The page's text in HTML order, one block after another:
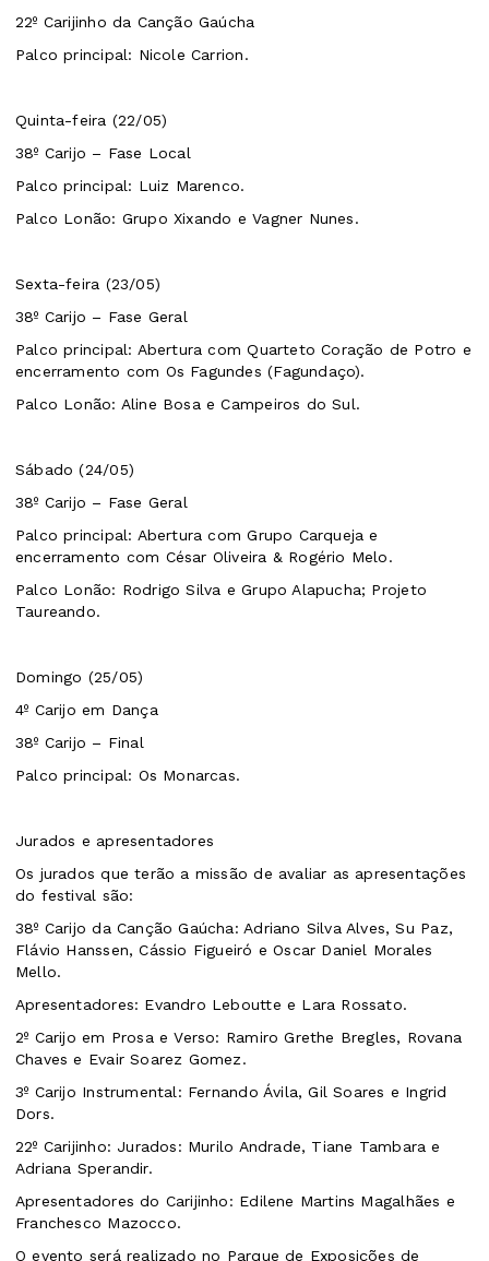
22º Carijinho da Canção Gaúcha
Palco principal: Nicole Carrion.
Quinta-feira (22/05)
38º Carijo – Fase Local
Palco principal: Luiz Marenco.
Palco Lonão: Grupo Xixando e Vagner Nunes.
Sexta-feira (23/05)
38º Carijo – Fase Geral
Palco principal: Abertura com Quarteto Coração de Potro e
encerramento com Os Fagundes (Fagundaço).
Palco Lonão: Aline Bosa e Campeiros do Sul.
Sábado (24/05)
38º Carijo – Fase Geral
Palco principal: Abertura com Grupo Carqueja e
encerramento com César Oliveira & Rogério Melo.
Palco Lonão: Rodrigo Silva e Grupo Alapucha; Projeto
Taureando.
Domingo (25/05)
4º Carijo em Dança
38º Carijo – Final
Palco principal: Os Monarcas.
Jurados e apresentadores
Os jurados que terão a missão de avaliar as apresentações
do festival são:
38º Carijo da Canção Gaúcha: Adriano Silva Alves, Su Paz,
Flávio Hanssen, Cássio Figueiró e Oscar Daniel Morales
Mello.
Apresentadores: Evandro Leboutte e Lara Rossato.
2º Carijo em Prosa e Verso: Ramiro Grethe Bregles, Rovana
Chaves e Evair Soarez Gomez.
3º Carijo Instrumental: Fernando Ávila, Gil Soares e Ingrid
Dors.
22º Carijinho: Jurados: Murilo Andrade, Tiane Tambara e
Adriana Sperandir.
Apresentadores do Carijinho: Edilene Martins Magalhães e
Franchesco Mazocco.
O evento será realizado no Parque de Exposições de